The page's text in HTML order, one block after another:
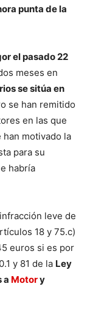
punta de la
el pasado 22
meses en
se sitúa en
se han remitido
en las que
motivado la
para su
habría
leve de
18 y 75.c)
euros si es por
y 81 de la Ley
a Motory